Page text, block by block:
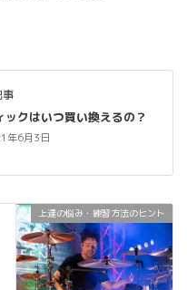
事
ックはいつ買い換えるの？
年6月3日
上達の悩み・練習方法のヒント